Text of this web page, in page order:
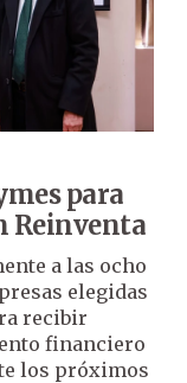
para
Reinventa
a las ocho
elegidas
recibir
financiero
los próximos